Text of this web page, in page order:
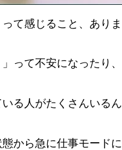
て感じること、ありま
って不安になったり、
る人がたくさんいるん
から急に仕事モードに